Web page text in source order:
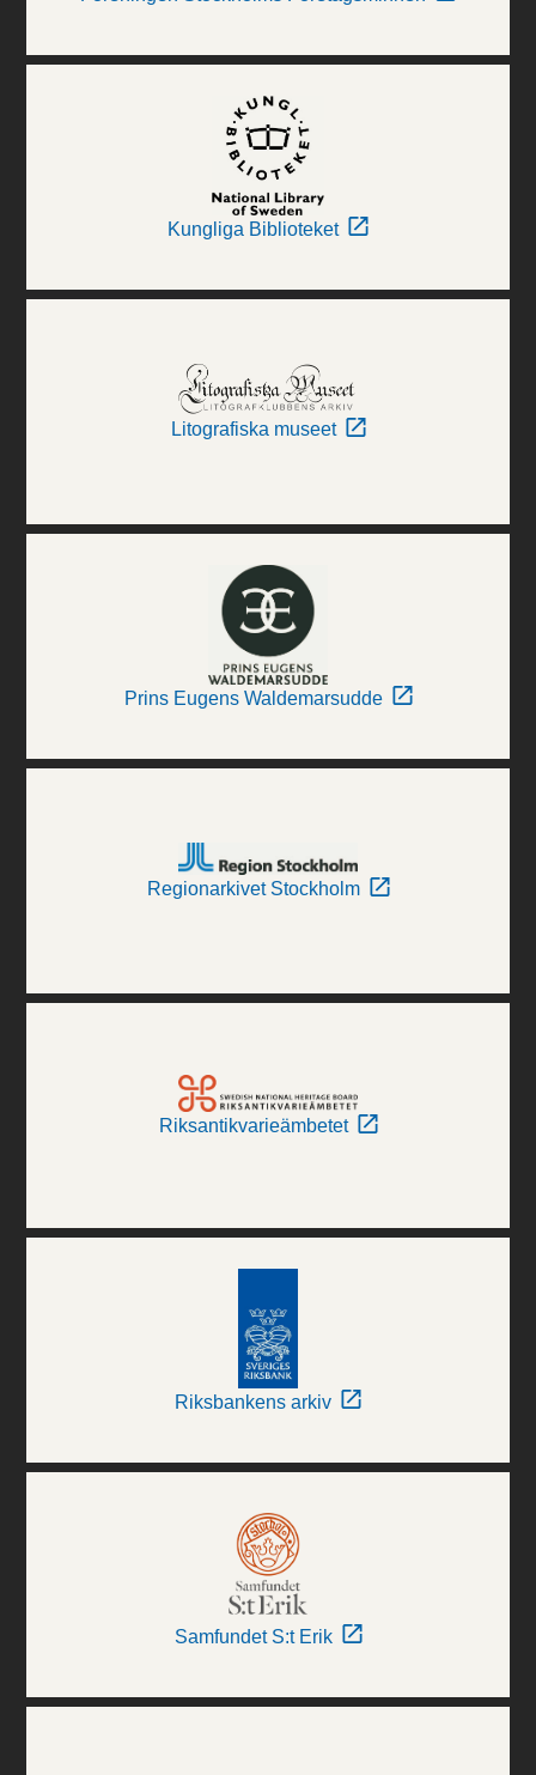
Kungliga Biblioteket
Litografiska museet
Prins Eugens Waldemarsudde
Regionarkivet Stockholm
Riksantikvarieämbetet
Riksbankens arkiv
Samfundet S:t Erik